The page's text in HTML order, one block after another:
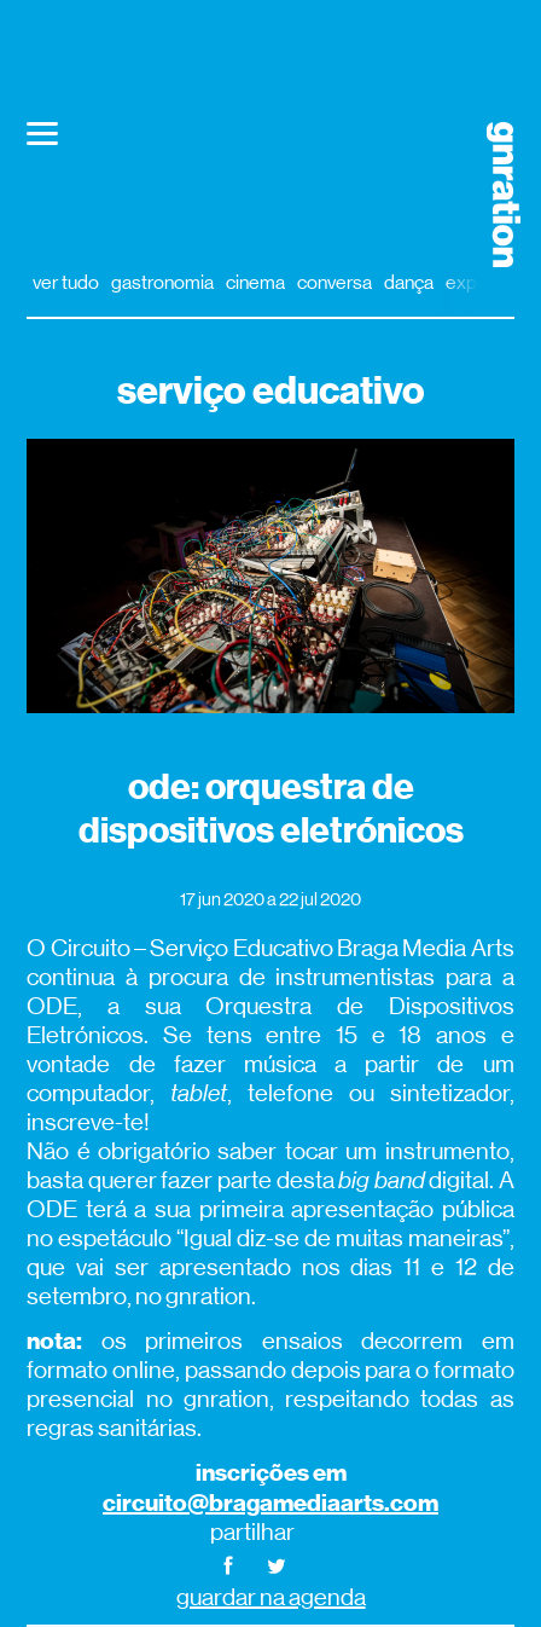
ver tudo gastronomia cinema conversa dança exposição
serviço educativo
ode: orquestra de
dispositivos eletrónicos
17 jun 2020a 22 jul 2020
O Circuito – Serviço Educativo Braga Media Arts
continua à procura de instrumentistas para a
ODE, a sua Orquestra de Dispositivos
Eletrónicos. Se tens entre 15 e 18 anos e
vontade de fazer música a partir de um
computador, tablet, telefone ou sintetizador,
inscreve-te!
Não é obrigatório saber tocar um instrumento,
basta querer fazer parte destabig banddigital. A
ODE terá a sua primeira apresentação pública
no espetáculo “Igual diz-se de muitas maneiras”,
que vai ser apresentado nos dias 11 e 12 de
setembro, no gnration.
nota: os primeiros ensaios decorrem em
formato online, passando depois para o formato
presencial no gnration, respeitando todas as
regras sanitárias.
inscrições em
circuito@bragamediaarts.com
partilhar
guardar na agenda